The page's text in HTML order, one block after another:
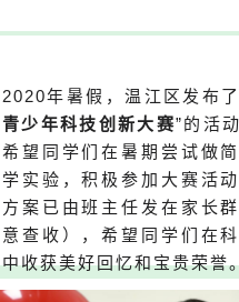
2020年暑假，温江区发布
青少年科技创新大赛”的活
希望同学们在暑期尝试做
学实验，积极参加大赛活
方案已由班主任发在家长
意查收），希望同学们在
中收获美好回忆和宝贵荣誉